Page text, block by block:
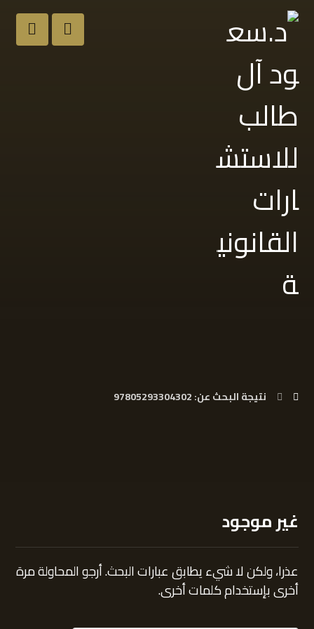
نتيجة البحث عن: 97805293304302
غير موجود
عذرا، ولكن لا شيء يطابق عبارات البحث. أرجو المحاولة مرة
أخرى بإستخدام كلمات أخرى.